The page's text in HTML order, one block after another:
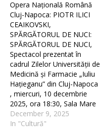
Opera Națională Română
Cluj-Napoca: PIOTR ILICI
CEAIKOVSKI,
SPĂRGĂTORUL DE NUCI:
SPĂRGĂTORUL DE NUCI,
Spectacol prezentat în
cadrul Zilelor Universității de
Medicină și Farmacie „Iuliu
Hațieganu” din Cluj-Napoca
, miercuri, 10 decembrie
2025, ora 18:30, Sala Mare
December 9, 2025
In "Cultură"